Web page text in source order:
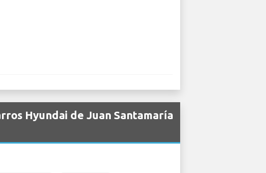
Hyundai de Juan Santamaría